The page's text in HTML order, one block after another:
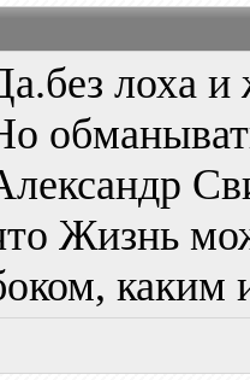
лоха и
Жизнь
каким